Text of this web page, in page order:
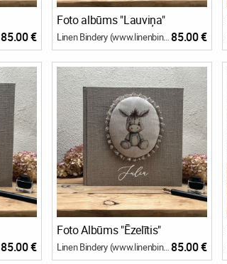
85.00 €
Foto albūms "Lauviņa"
Linen Bindery (www.linenbindery.com) 85.00 €
85.00 €
Foto Albūms "Ēzelītis"
Linen Bindery (www.linenbindery.com) 85.00 €